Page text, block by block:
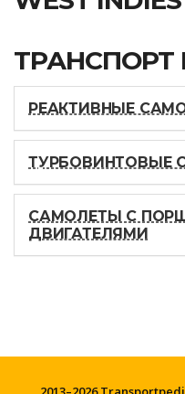
РЕАКТИВНЫЕ
ТУРБОВИНТОВЫЕ
САМОЛЕТЫ С
ДВИГАТЕЛЯМИ